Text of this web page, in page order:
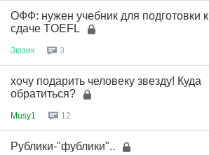
ОФФ: нужен учебник для подготовки к
сдаче TOEFL
Зюзик 3
хочу подарить человеку звезду! Куда
обратиться?
Musy1 12
Рублики-"фублики"..